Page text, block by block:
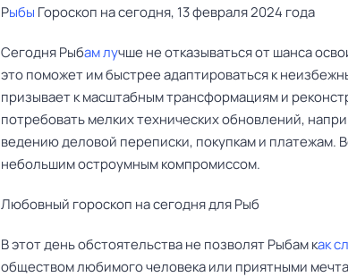
Рыбы Гороскоп на сегодня, 13 февраля 2024 года
Сегодня Рыбам лучше не отказываться от шанса
это поможет им быстрее адаптироваться к
призывает к масштабным трансформациям и
потребовать мелких технических обновлений,
ведению деловой переписки, покупкам и платежам.
небольшим остроумным компромиссом.
Любовный гороскоп на сегодня для Рыб
В этот день обстоятельства не позволят Рыбам как сл
обществом любимого человека или приятными